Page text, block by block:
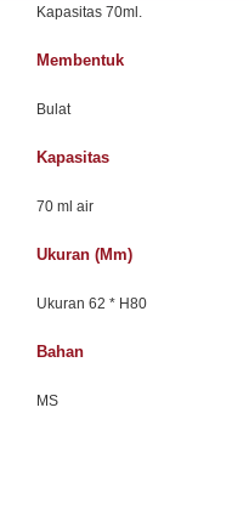
Kapasitas 70ml.
Membentuk
Bulat
Kapasitas
70 ml air
Ukuran (mm)
Ukuran 62 * H80
Bahan
MS